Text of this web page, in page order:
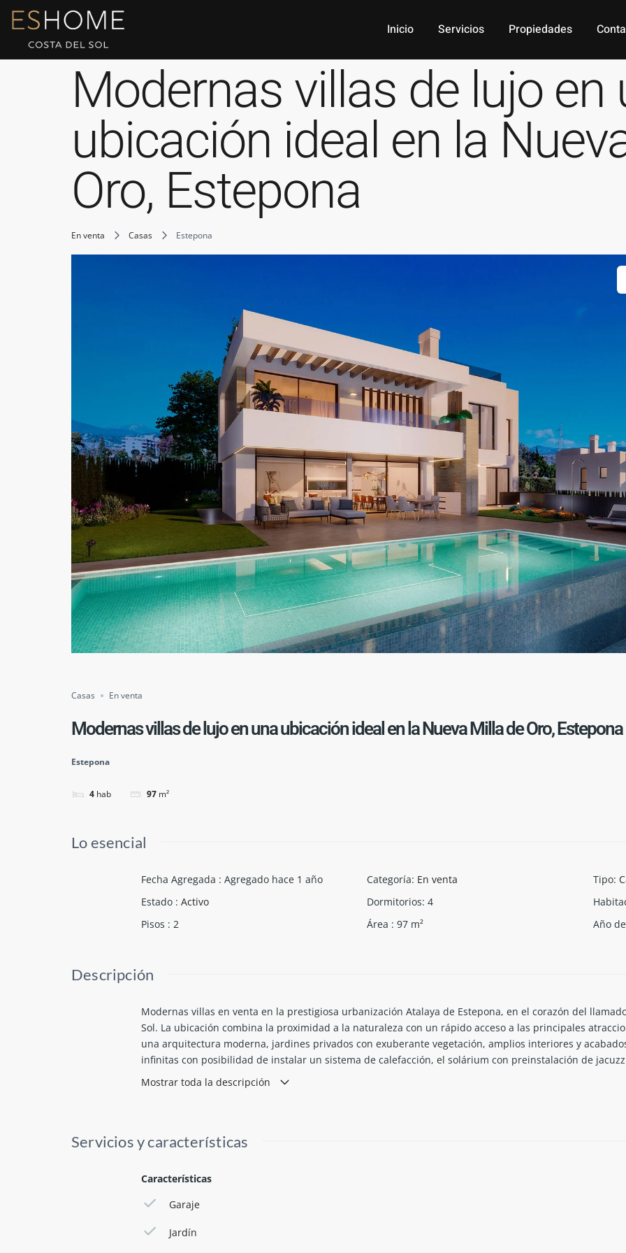
Inicio Servicios Propiedades
Modernas villas de lujo en
ubicación ideal en la
Oro, Estepona
En venta Casas Estepona
Casas En venta
Modernas villas de lujo en una ubicación ideal en la Nueva Milla de Oro, Estepona
Estepona
4 hab 97 m²
Lo esencial
Fecha Agregada : Agregado hace 1 año Categoría: En venta Tipo:
Estado : Activo Dormitorios: 4
Pisos : 2 Área : 97 m² Año
Descripción
Modernas villas en venta en la prestigiosa urbanización Atalaya de Estepona, en el corazón del
Sol. La ubicación combina la proximidad a la naturaleza con un rápido acceso a las principales
una arquitectura moderna, jardines privados con exuberante vegetación, amplios interiores y
infinitas con posibilidad de instalar un sistema de calefacción, el solárium con preinstalación de
perfectamente con el estilo de vida mediterráneo.
A 40 minutos del aeropuerto de Málaga
A menos de 10 minutos de las playas de arena de Saladillo y Guadalmansa
Para los amantes del golf:
Vecindario directo de Atalaya Golf & Country Club
Mostrar toda la descripción
Servicios y características
Características
Garaje
Jardín